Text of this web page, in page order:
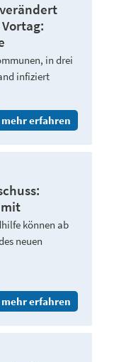
in drei
infiziert
mehr erfahren
können ab
neuen
mehr erfahren